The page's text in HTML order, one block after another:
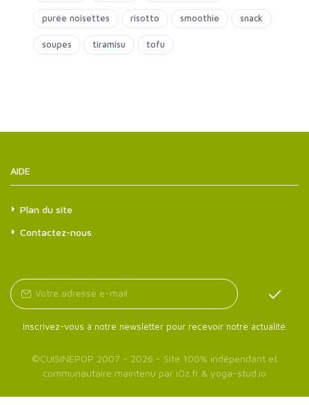
purée noisettes risotto smoothie snack
soupes tiramisu tofu
AIDE
Plan du site
Contactez-nous
Inscrivez-vous à notre newsletter pour recevoir notre actualité.
©CUISINEPOP 2007 - 2026 - Site 100% indépendant et
communautaire maintenu par iOz.fr & yoga-stud.io